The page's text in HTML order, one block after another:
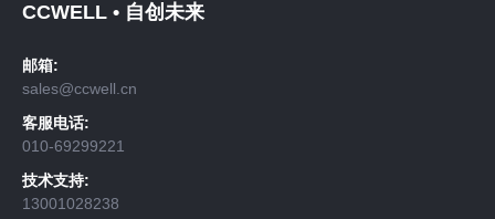
CCWELL • 自创未来
邮箱:
sales@ccwell.cn
客服电话:
010-69299221
技术支持:
13001028238